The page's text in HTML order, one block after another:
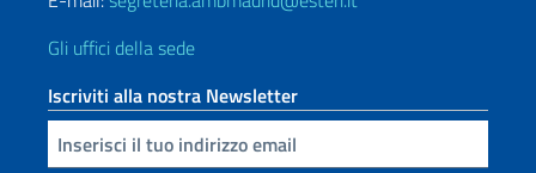
Gli uffici della sede
Iscriviti alla nostra Newsletter
Inserisci la tua email